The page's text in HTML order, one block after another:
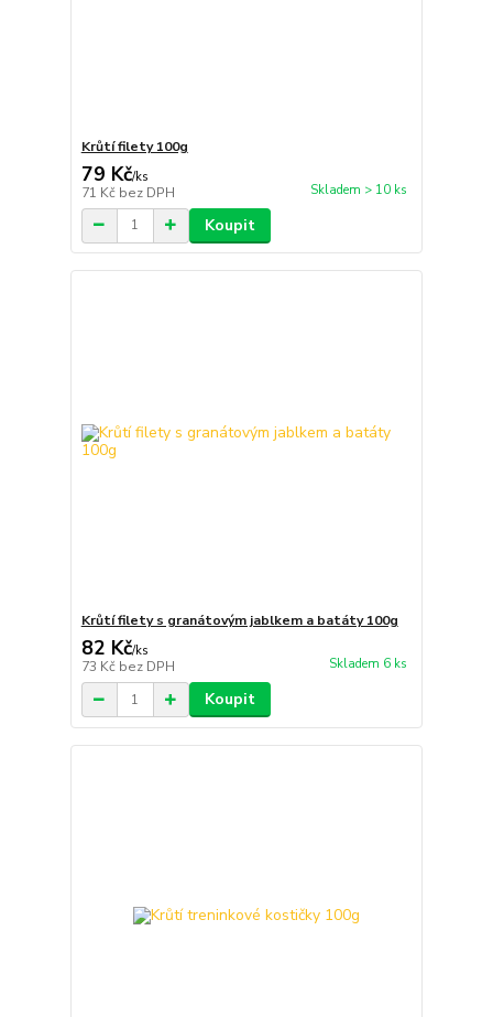
Krůtí filety 100g
79 Kč/ks
71 Kč bez DPH Skladem > 10 ks
Koupit
Krůtí filety s granátovým jablkem a batáty 100g
82 Kč/ks
73 Kč bez DPH Skladem 6 ks
Koupit